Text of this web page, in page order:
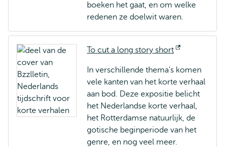
boeken het gaat, en om welke
redenen ze doelwit waren.
To cut a long story short
In verschillende thema's komen
vele kanten van het korte verhaal
aan bod. Deze expositie belicht
het Nederlandse korte verhaal,
het Rotterdamse natuurlijk, de
gotische beginperiode van het
genre, en nog veel meer.